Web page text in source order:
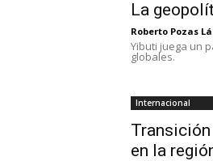
La
Roberto Pozas
Yibuti juega un
globales.
Internacional
en la